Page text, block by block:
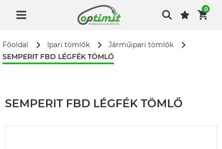
0
Főoldal Ipari tömlők
Járműipari tömlők
SEMPERIT FBD LÉGFÉK TÖMLŐ
SEMPERIT FBD LÉGFÉK TÖMLŐ